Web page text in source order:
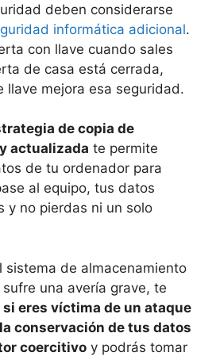
deben considerarse
informática adicional.
con llave cuando sales
de casa está cerrada,
llave mejora esa seguridad.
de copia de
actualizada te permite
de tu ordenador para
al equipo, tus datos
y no pierdas ni un solo
sistema de almacenamiento
una avería grave, te
si eres víctima de un ataque
conservación de tus datos
coercitivo y podrás tomar